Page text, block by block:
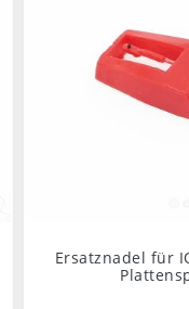
Ersatznadel für